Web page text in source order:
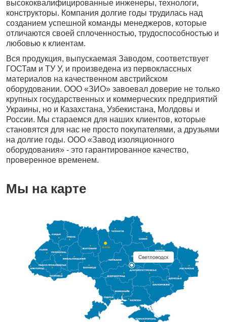
высококвалифицированные инженеры, технологи,
конструкторы. Компания долгие годы трудилась над
созданием успешной команды менеджеров, которые
отличаются своей сплоченностью, трудоспособностью и
любовью к клиентам.
Вся продукция, выпускаемая Заводом, соответствует
ГОСТам и ТУ У, и произведена из первоклассных
материалов на качественном австрийском
оборудовании. ООО «ЗИО» завоевал доверие не только
крупных государственных и коммерческих предприятий
Украины, но и Казахстана, Узбекистана, Молдовы и
России. Мы стараемся для наших клиентов, которые
становятся для нас не просто покупателями, а друзьями
на долгие годы. ООО «Завод изоляционного
оборудования» - это гарантированное качество,
проверенное временем.
Мы на карте